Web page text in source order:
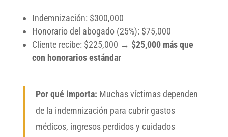
Indemnización: $300,000
Honorario del abogado (25%): $75,000
Cliente recibe: $225,000 → $25,000 más que
con honorarios estándar
Por qué importa: Muchas víctimas dependen
de la indemnización para cubrir gastos
médicos, ingresos perdidos y cuidados